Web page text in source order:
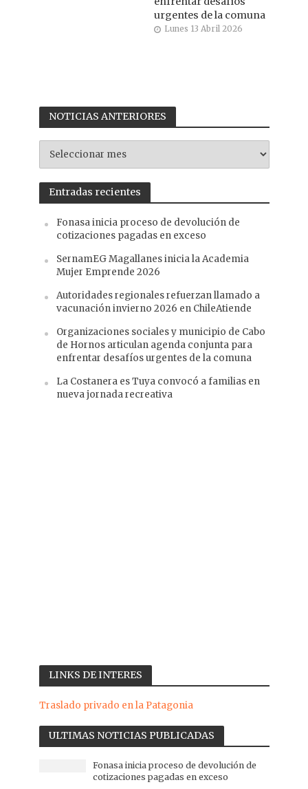
urgentes de la comuna
Lunes 13 Abril 2026
NOTICIAS ANTERIORES
ANTERIORES
Entradas recientes
Fonasa inicia proceso de devolución de
cotizaciones pagadas en exceso
SernamEG Magallanes inicia la Academia
Mujer Emprende 2026
Autoridades regionales refuerzan llamado a
vacunación invierno 2026 en ChileAtiende
Organizaciones sociales y municipio de Cabo
de Hornos articulan agenda conjunta para
enfrentar desafíos urgentes de la comuna
La Costanera es Tuya convocó a familias en
nueva jornada recreativa
LINKS DE INTERES
Traslado privado en la Patagonia
ULTIMAS NOTICIAS PUBLICADAS
Fonasa inicia proceso de devolución de
cotizaciones pagadas en exceso